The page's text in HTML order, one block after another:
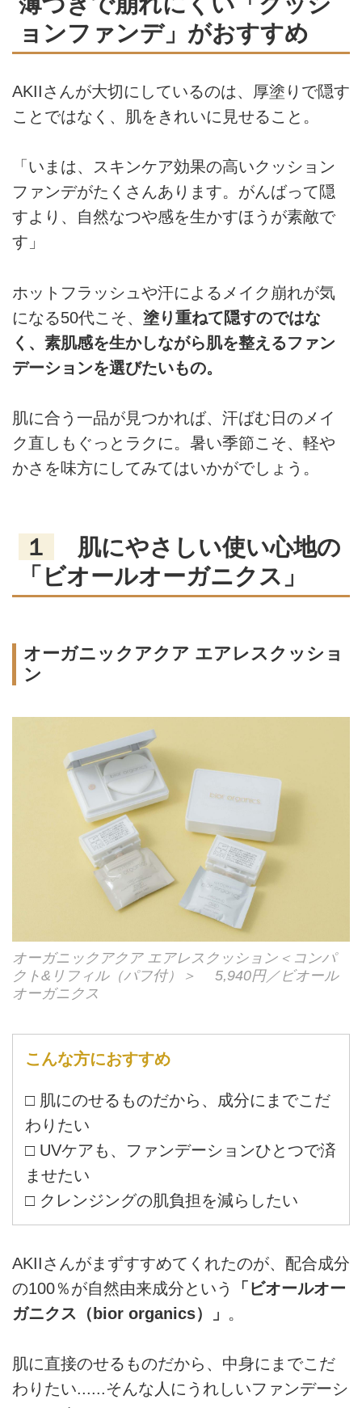
ョンファンデ」がおすすめ
AKIIさんが大切にしているのは、厚塗りで隠す
ことではなく、肌をきれいに見せること。
「いまは、スキンケア効果の高いクッション
ファンデがたくさんあります。がんばって隠
すより、自然なつや感を生かすほうが素敵で
す」
ホットフラッシュや汗によるメイク崩れが気
になる50代こそ、 塗り重ねて隠すのではな
く、素肌感を生かしながら肌を整えるファン
デーションを選びたいもの。
肌に合う一品が見つかれば、汗ばむ日のメイ
ク直しもぐっとラクに。暑い季節こそ、軽や
かさを味方にしてみてはいかがでしょう。
１
肌にやさしい使い心地の
「ビオールオーガニクス」
オーガニックアクア エアレスクッショ
ン
オーガニックアクア エアレスクッション＜コンパ
クト&リフィル（パフ付）＞ 5,940円／ビオール
オーガニクス
こんな方におすすめ
□ 肌にのせるものだから、成分にまでこだ
わりたい
□ UVケアも、ファンデーションひとつで済
ませたい
□ クレンジングの肌負担を減らしたい
AKIIさんがまずすすめてくれたのが、配合成分
の100％が自然由来成分という
「ビオールオー
ガニクス（bior organics）」 。
肌に直接のせるものだから、中身にまでこだ
わりたい......そんな人にうれしいファンデーシ